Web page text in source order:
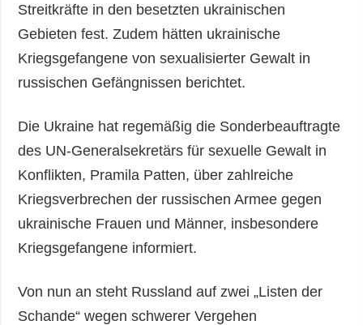
Streitkräfte in den besetzten ukrainischen
Gebieten fest. Zudem hätten ukrainische
Kriegsgefangene von sexualisierter Gewalt in
russischen Gefängnissen berichtet.
Die Ukraine hat regemäßig die Sonderbeauftragte
des UN-Generalsekretärs für sexuelle Gewalt in
Konflikten, Pramila Patten, über zahlreiche
Kriegsverbrechen der russischen Armee gegen
ukrainische Frauen und Männer, insbesondere
Kriegsgefangene informiert.
Von nun an steht Russland auf zwei „Listen der
Schande“ wegen schwerer Vergehen